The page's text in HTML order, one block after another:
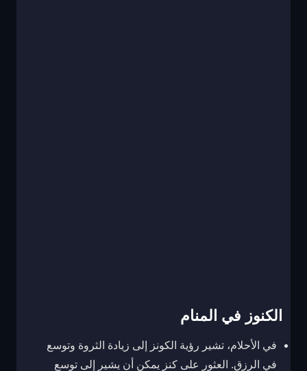
الكنوز في المنام
في الأحلام، تشير رؤية الكونز إلى زيادة الثروة وتوسع
في الرزق. العثور على كنز يمكن أن يشير إلى توسع